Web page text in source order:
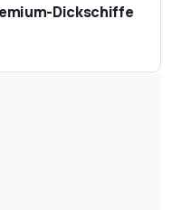
Dickschiffe